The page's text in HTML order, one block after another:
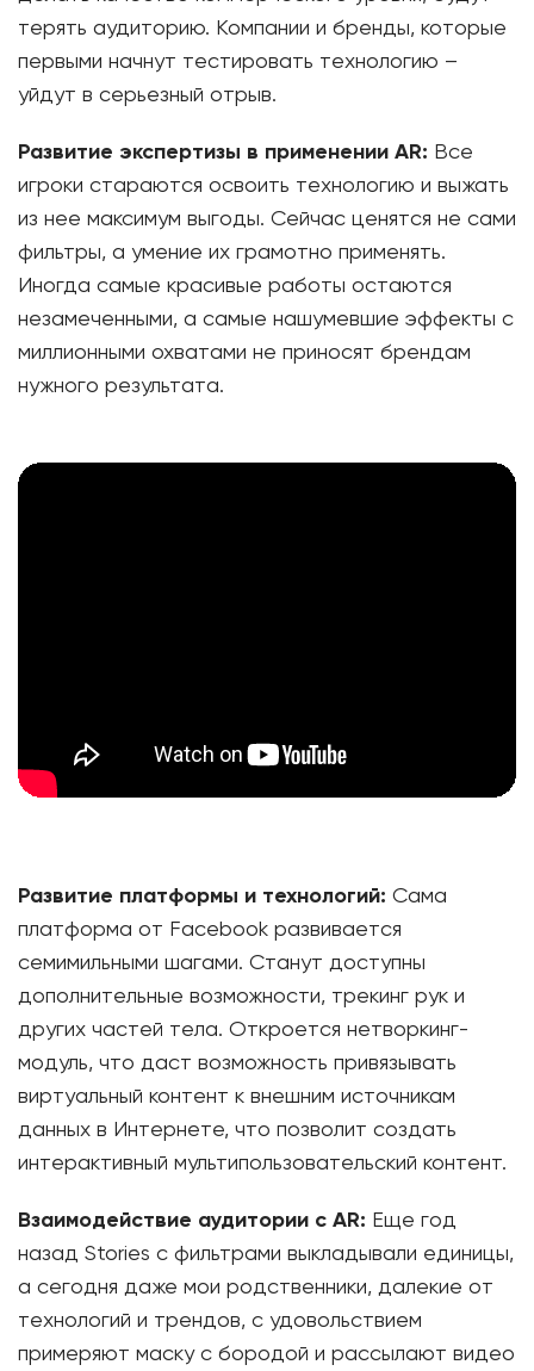
терять аудиторию. Компании и бренды, которые
первыми начнут тестировать технологию –
уйдут в серьезный отрыв.
Развитие экспертизы в применении AR: Все
игроки стараются освоить технологию и выжать
из нее максимум выгоды. Сейчас ценятся не сами
фильтры, а умение их грамотно применять.
Иногда самые красивые работы остаются
незамеченными, а самые нашумевшие эффекты с
миллионными охватами не приносят брендам
нужного результата.
Развитие платформы и технологий: Сама
платформа от Facebook развивается
семимильными шагами. Станут доступны
дополнительные возможности, трекинг рук и
других частей тела. Откроется нетворкинг-
модуль, что даст возможность привязывать
виртуальный контент к внешним источникам
данных в Интернете, что позволит создать
интерактивный мультипользовательский контент.
Взаимодействие аудитории с АR: Еще год
назад Stories с фильтрами выкладывали единицы,
а сегодня даже мои родственники, далекие от
технологий и трендов, с удовольствием
примеряют маску с бородой и рассылают видео